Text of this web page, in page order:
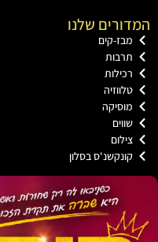
שלנו
קים
בסלון